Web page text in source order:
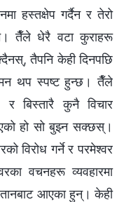
हस्तक्षेप गर्दैन र तेरो
तैँले धेरै वटा कुराहरू
तैपनि केही दिनपछि
थप स्पष्ट हुन्छ। तैँले
बिस्तारै कुनै विचार
हो सो बुझ्न‍ सक्छस्।
विरोध गर्ने र परमेश्‍वर
वचनहरू व्यवहारमा
आएका हुन्। केही